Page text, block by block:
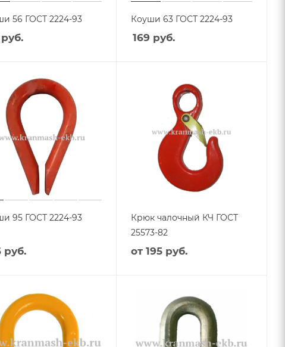
56 ГОСТ 2224-93
руб.
Коуши 63 ГОСТ 2224-93
169 руб.
95 ГОСТ 2224-93
руб.
Крюк чалочный КЧ ГОСТ
25573-82
от 195 руб.